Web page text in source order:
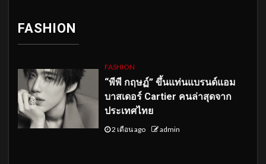
FASHION
FASHION
“พีพี กฤษฏ์” ขึ้นแท่นแบรนด์แอม
บาสเดอร์ Cartier คนล่าสุดจาก
ประเทศไทย
2 เดือน ago admin